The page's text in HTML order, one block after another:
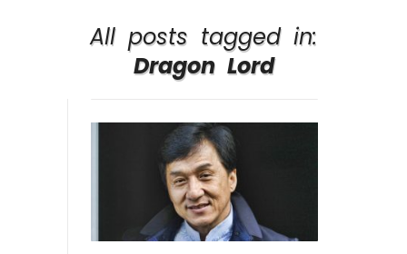
All posts tagged in:
Dragon Lord